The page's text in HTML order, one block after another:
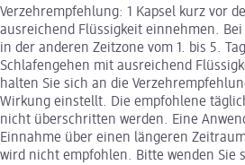
Verzehrempfehlung: 1 Kapsel kurz vor
ausreichend Flüssigkeit einnehmen.
in der anderen Zeitzone vom 1. bis 5.
Schlafengehen mit ausreichend
halten Sie sich an die
Wirkung einstellt. Die empfohlene
nicht überschritten werden. Eine
Einnahme über einen längeren
wird nicht empfohlen. Bitte wenden Sie